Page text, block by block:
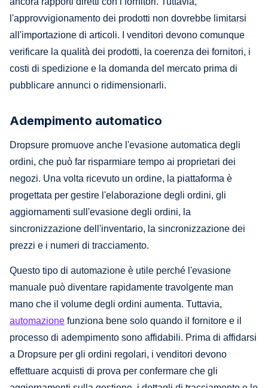
l'approvvigionamento dei prodotti non dovrebbe limitarsi
all'importazione di articoli. I venditori devono comunque
verificare la qualità dei prodotti, la coerenza dei fornitori, i
costi di spedizione e la domanda del mercato prima di
pubblicare annunci o ridimensionarli.
Adempimento automatico
Dropsure promuove anche l'evasione automatica degli
ordini, che può far risparmiare tempo ai proprietari dei
negozi. Una volta ricevuto un ordine, la piattaforma è
progettata per gestire l'elaborazione degli ordini, gli
aggiornamenti sull'evasione degli ordini, la
sincronizzazione dell'inventario, la sincronizzazione dei
prezzi e i numeri di tracciamento.
Questo tipo di automazione è utile perché l'evasione
manuale può diventare rapidamente travolgente man
mano che il volume degli ordini aumenta. Tuttavia,
automazione funziona bene solo quando il fornitore e il
processo di adempimento sono affidabili. Prima di affidarsi
a Dropsure per gli ordini regolari, i venditori devono
effettuare acquisti di prova per confermare che gli